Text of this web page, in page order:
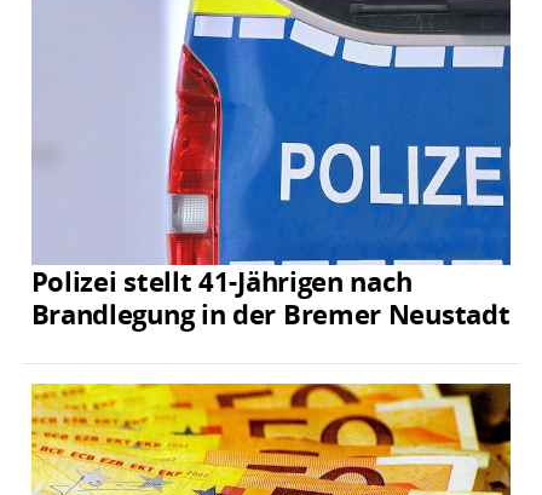
Polizei stellt 41-Jährigen nach
Brandlegung in der Bremer Neustadt